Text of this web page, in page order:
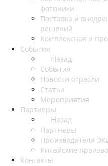
фотоники
Поставка и
решений
Комплексная и
События
Назад
События
Новости отрасли
Статьи
Мероприятия
Партнеры
Назад
Партнеры
Производители
Китайские
Контакты